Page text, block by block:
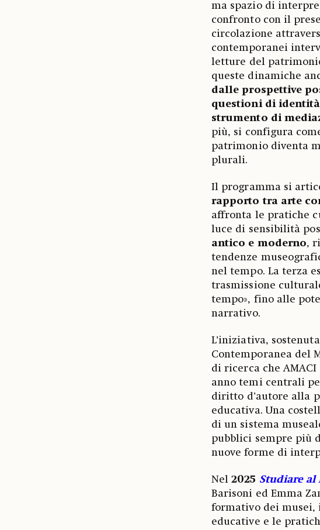
ma spazio di
confronto con il
circolazione
contemporanei
letture del
queste dinamiche
dalle prospettive
questioni di
strumento di
più, si configura
patrimonio diventa
plurali.
Il programma si
rapporto tra arte
affronta le pratiche
luce di sensibilità
antico e moderno,
tendenze
nel tempo. La terza
trasmissione
tempo», fino alle
narrativo.
L’iniziativa,
Contemporanea del
di ricerca che
anno temi centrali
diritto d’autore alla
educativa. Una
di un sistema
pubblici sempre più
nuove forme di
Nel2025 Studiare al
Barisoni ed Emma
formativo dei
educative e le